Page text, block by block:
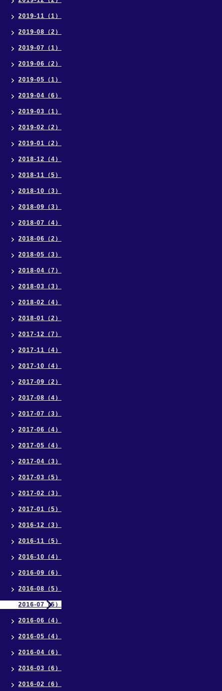
2019-11（1）
2019-08（2）
2019-07（1）
2019-06（2）
2019-05（1）
2019-04（6）
2019-03（1）
2019-02（2）
2019-01（2）
2018-12（4）
2018-11（5）
2018-10（3）
2018-09（3）
2018-07（4）
2018-06（2）
2018-05（3）
2018-04（7）
2018-03（3）
2018-02（4）
2018-01（2）
2017-12（7）
2017-11（4）
2017-10（4）
2017-09（2）
2017-08（4）
2017-07（3）
2017-06（4）
2017-05（4）
2017-04（3）
2017-03（5）
2017-02（3）
2017-01（5）
2016-12（3）
2016-11（5）
2016-10（4）
2016-09（6）
2016-08（5）
2016-07（5）
2016-06（4）
2016-05（4）
2016-04（6）
2016-03（6）
2016-02（6）